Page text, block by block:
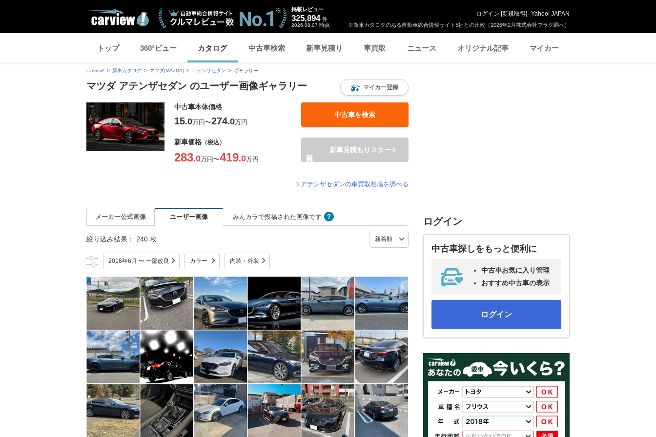
※新車カタログのある自動車総合情報サイト5社との比較（2026年2月株式会社プラグ調べ）
掲載レビュー
325,894 件
2026.08.07 時点
ログイン [新規取得] Yahoo! JAPAN
トップ 360°ビュー カタログ 中古車検索 新車見積り 車買取 ニュース オリジナル記事 マイカー
carview! 新車カタログ マツダ(MAZDA) アテンザセダン ギャラリー
マツダ アテンザセダン のユーザー画像ギャラリー マイカー登録
中古車本体価格
15.0万円〜274.0万円
中古車を検索
新車価格 （税込）
283.0万円〜419.0万円
新車見積もりスタート
アテンザセダンの車買取相場を調べる
メーカー公式画像 ユーザー画像 みんカラで投稿された画像です
絞り込み結果： 240 枚
2018年6月 〜 一部改良 カラー 内装・外装
ログイン
中古車探しをもっと便利に
中古車お気に入り管理
おすすめ中古車の表示
ログイン